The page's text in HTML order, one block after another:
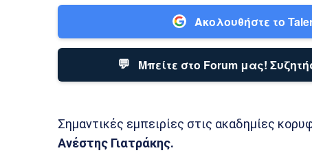
Ακολουθήστε το
💬 Μπείτε στο Forum μας!
Σημαντικές εμπειρίες στις ακαδημίες
Ανέστης Γιατράκης.